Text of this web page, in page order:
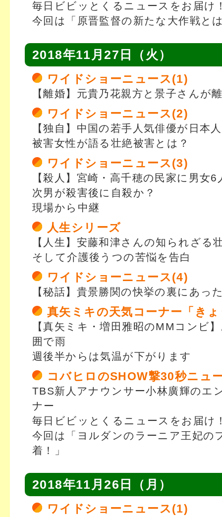
毎日ビビッとくるニュースをお届け
今回は「原晋監督の新たな大作戦と
2018年11月27日（火）
ワイドショーニュース(1)
【離婚】元貴乃花親方と景子さんが
ワイドショーニュース(2)
【独自】中国の若手人気俳優が日本
被害女性が語る壮絶被害とは？
ワイドショーニュース(3)
【殺人】宮崎・高千穂の民家に男女6
次男が殺害後に自殺か？
現場から中継
人生シリーズ
【人生】安藤和津さんの知られざる
そして介護後うつの苦悩を告白
ワイドショーニュース(4)
【秘話】貴景勝関の快挙の裏にあっ
真矢ミキの天気コーナー「き
【真矢ミキ・増田雅昭のMMコンビ
囲で雨
週後半からは気温が下がります
コバヒロのSHOW撃30秒ニュ
TBS新人アナウンサー小林廣輝のエ
ナー
毎日ビビッとくるニュースをお届け
今回は「ヨルダンのラーニア王妃の
着！」
2018年11月26日（月）
ワイドショーニュース(1)